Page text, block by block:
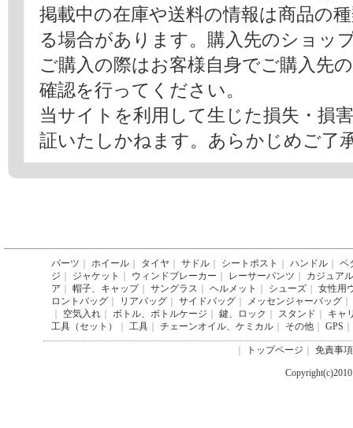
掲載中の在庫や送料の情報は商品の
る場合があります。購入先のショッ
ご購入の際はお客様自身でご購入先
確認を行ってください。
当サイトを利用して生じた損失・損
証いたしかねます。あらかじめご了
パーツ ホイール タイヤ サドル シートポスト ハンドル
ペ
ジ
ジャケット ウィンドブレーカー レーサーパンツ
カジュア
ア
帽子、キャップ｜ サングラス ヘルメット シューズ
女性用
ロントバッグ
リアバッグ サイドバッグ メッセンジャーバッグ
空気入れ ボトル、ボトルケージ 鍵、ロック スタンド
キャ
工具（セット）
工具 チェーンオイル、ケミカル その他 GPS
トップページ 免責事項